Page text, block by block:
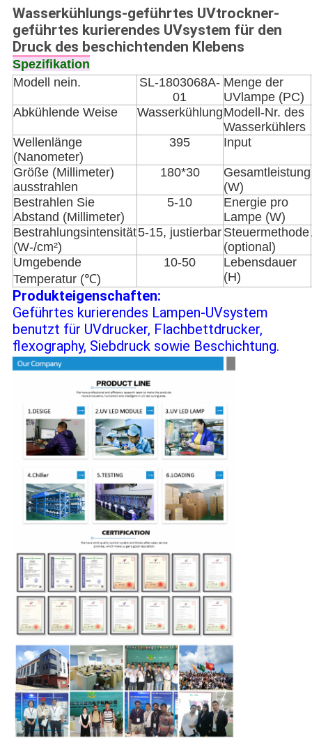
Wasserkühlungs-geführtes UVtrockner-
geführtes kurierendes UVsystem für den
Druck des beschichtenden Klebens
Spezifikation
Modell nein.
SL-1803068A-
01
Menge der
UVlampe (PC)
Abkühlende Weise
WasserkühlungModell-Nr. des
Wasserkühlers
Wellenlänge
(Nanometer)
395 Input
Größe (Millimeter)
ausstrahlen
180*30
Gesamtleistung
(W)
Bestrahlen Sie
Abstand (Millimeter)
5-10
Energie pro
Lampe (W)
Bestrahlungsintensität
(W-/cm²)
5-15, justierbar Steuermethode
(optional)
Umgebende
Temperatur (℃)
10-50
Lebensdauer
(H)
Produkteigenschaften:
Geführtes kurierendes Lampen-UVsystem
benutzt für UVdrucker, Flachbettdrucker,
flexography, Siebdruck sowie Beschichtung.